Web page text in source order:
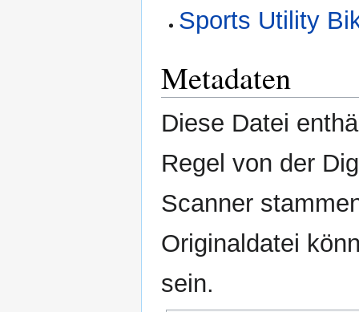
Sports Utility
Metadaten
Diese Datei
Regel von der
Scanner
Originaldatei
sein.